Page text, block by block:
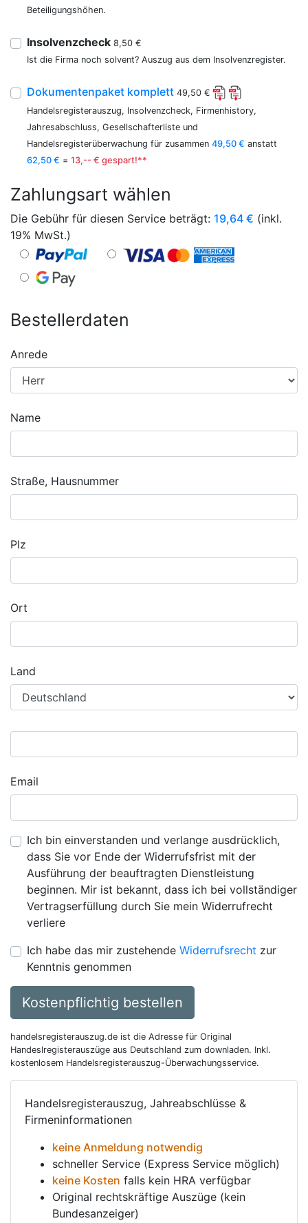
Beteiligungshöhen.
Insolvenzcheck 8,50 €
Ist die Firma noch solvent? Auszug aus dem Insolvenzregister.
Dokumentenpaket komplett 49,50 €
Handelsregisterauszug, Insolvenzcheck, Firmenhistory,
Jahresabschluss, Gesellschafterliste und
Handelsregisterüberwachung für zusammen 49,50 € anstatt
62,50 € = 13,-- € gespart!**
Zahlungsart wählen
Die Gebühr für diesen Service beträgt: 19,64 € (inkl.
19% MwSt.)
Bestellerdaten
Anrede
Name
Straße, Hausnummer
Plz
Ort
Land
Email
Ich bin einverstanden und verlange ausdrücklich,
dass Sie vor Ende der Widerrufsfrist mit der
Ausführung der beauftragten Dienstleistung
beginnen. Mir ist bekannt, dass ich bei vollständiger
Vertragserfüllung durch Sie mein Widerrufrecht
verliere
Ich habe das mir zustehende Widerrufsrecht zur
Kenntnis genommen
Kostenpflichtig bestellen
handelsregisterauszug.de ist die Adresse für Original
Handeslregisterauszüge aus Deutschland zum downladen. Inkl.
kostenlosem Handelsregisterauszug-Überwachungsservice.
Handelsregisterauszug, Jahreabschlüsse &
Firmeninformationen
keine Anmeldung notwendig
schneller Service (Express Service möglich)
keine Kosten falls kein HRA verfügbar
Original rechtskräftige Auszüge (kein
Bundesanzeiger)